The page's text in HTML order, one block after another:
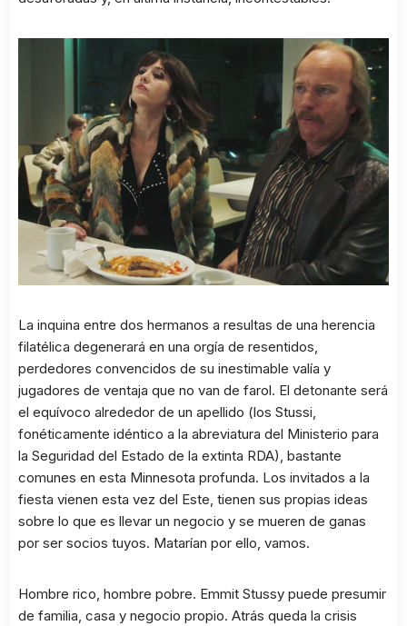
La inquina entre dos hermanos a resultas de una herencia
filatélica degenerará en una orgía de resentidos,
perdedores convencidos de su inestimable valía y
jugadores de ventaja que no van de farol. El detonante será
el equívoco alrededor de un apellido (los Stussi,
fonéticamente idéntico a la abreviatura del Ministerio para
la Seguridad del Estado de la extinta RDA), bastante
comunes en esta Minnesota profunda. Los invitados a la
fiesta vienen esta vez del Este, tienen sus propias ideas
sobre lo que es llevar un negocio y se mueren de ganas
por ser socios tuyos. Matarían por ello, vamos.
Hombre rico, hombre pobre. Emmit Stussy puede presumir
de familia, casa y negocio propio. Atrás queda la crisis